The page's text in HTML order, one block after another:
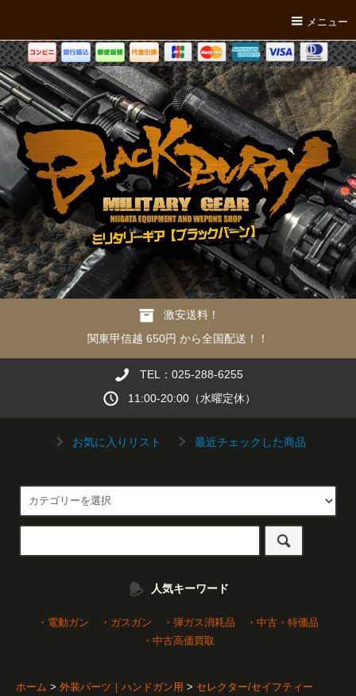
メニュー
激安送料！
関東甲信越 650円 から全国配送！！
TEL：025-288-6255
11:00-20:00（水曜定休）
お気に入りリスト 最近チェックした商品
人気キーワード
・電動ガン ・ガスガン ・弾ガス消耗品
・中古・特価品
・中古高価買取
ホーム > 外装パーツ｜ハンドガン用 > セレクター/セイフティー